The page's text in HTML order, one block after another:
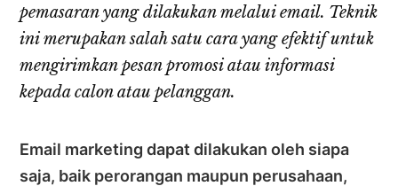
pemasaran yang dilakukan melalui email. Teknik
ini merupakan salah satu cara yang efektif untuk
mengirimkan pesan promosi atau informasi
kepada calon atau pelanggan.
Email marketing dapat dilakukan oleh siapa
saja, baik perorangan maupun perusahaan,